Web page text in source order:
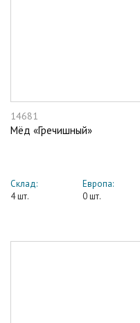
14681
Мёд «Гречишный»
Склад:
4 шт.
Европа:
0 шт.